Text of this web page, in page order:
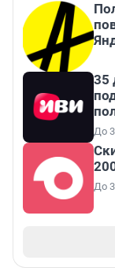
35
До
До